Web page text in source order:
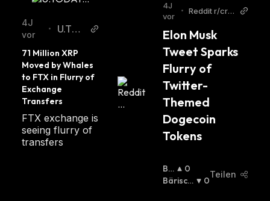
4J
vor
•
U.TOD
71 Million XRP
Moved by Whales
to FTX in Flurry of
Exchange
Transfers
FTX exchange is
seeing flurry of
transfers
4J
vor
•
Reddit r/cryt
Elon Musk
Tweet Sparks
Flurry of
Twitter-
Themed
Dogecoin
Tokens
Bu
Llis
0
Bärisch
0
Teilen